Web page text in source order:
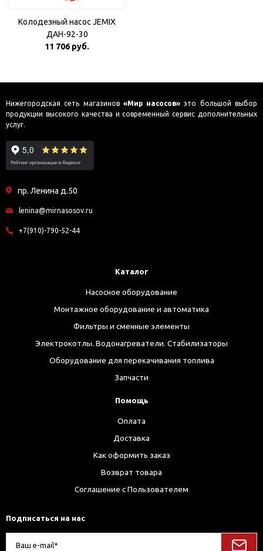
Колодезный насос JEMIX
ДАН-92-30
11 706 руб.
Нижегородская сеть магазинов «Мир насосов» это большой выбор
продукции высокого качества и современный сервис дополнительных
услуг.
пр. Ленина д.50
lenina@mirnasosov.ru
+7(910)-790-52-44
Каталог
Насосное оборудование
Монтажное оборудование и автоматика
Фильтры и сменные элементы
Электрокотлы. Водонагреватели. Стабилизаторы
Оборудование для перекачивания топлива
Запчасти
Помощь
Оплата
Доставка
Как оформить заказ
Возврат товара
Соглашение с Пользователем
Подписаться на нас